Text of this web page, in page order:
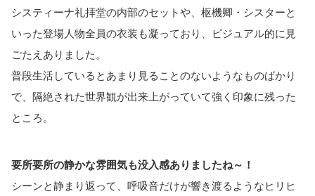
システィーナ礼拝堂の内部のセットや、枢機卿・シスターと
いった登場人物全員の衣装も凝っており、ビジュアル的に見
ごたえありました。
普段生活しているとあまり見ることのないようなものばかり
で、隔絶された世界観が出来上がっていて強く印象に残った
ところ。
要所要所の静かな雰囲気も没入感ありましたね～！
シーンと静まり返って、呼吸音だけが響き渡るようなヒリヒ